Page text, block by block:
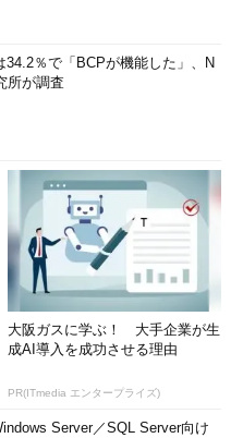
34.2％で「BCPが機能した」、N
所が調査
大阪ガスに学ぶ！ 大手企業が生
成AI導入を成功させる理由
PR(ITmedia エンタープライズ)
Server／SQL Server向け